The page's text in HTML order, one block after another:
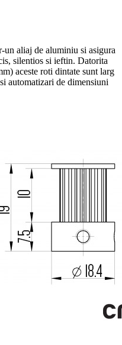
un aliaj de aluminiu si asigura
silentios si ieftin. Datorita
aceste roti dintate sunt larg
automatizari de dimensiuni